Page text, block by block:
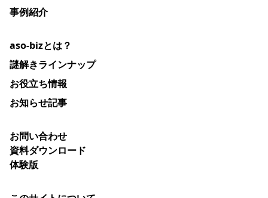
事例紹介
aso-bizとは？
謎解きラインナップ
お役立ち情報
お知らせ記事
お問い合わせ
資料ダウンロード
体験版